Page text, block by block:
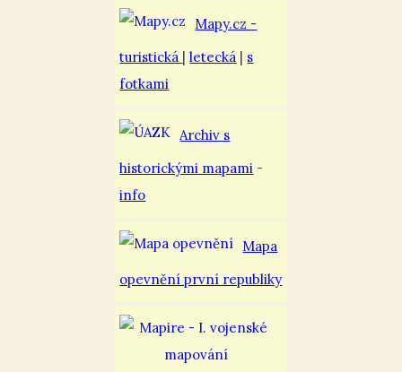
Mapy.cz -
turistická |letecká | s
fotkami
Archiv s
historickými mapami -
info
Mapa
opevnění první republiky